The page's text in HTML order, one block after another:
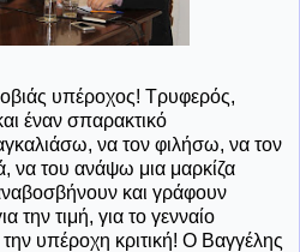
υπέροχος! Τρυφερός,
έναν σπαρακτικό
να τον φιλήσω, να τον
να του ανάψω μια μαρκίζα
και γράφουν
την τιμή, για το γενναίο
την υπέροχη κριτική! Ο Βαγγέλης